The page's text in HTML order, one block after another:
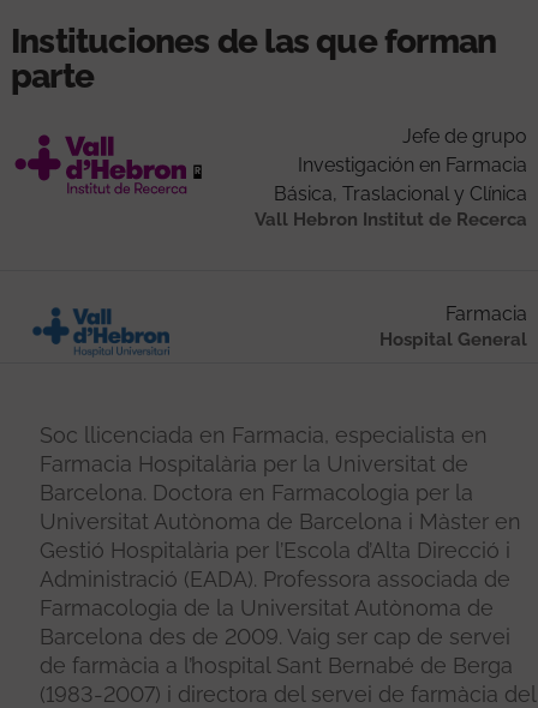
Instituciones de las que forman
parte
Jefe de grupo
Investigación en Farmacia
Básica, Traslacional y Clínica
Vall Hebron Institut de Recerca
Farmacia
Hospital General
Soc llicenciada en Farmacia, especialista en
Farmacia Hospitalària per la Universitat de
Barcelona. Doctora en Farmacologia per la
Universitat Autònoma de Barcelona i Màster en
Gestió Hospitalària per l’Escola d’Alta Direcció i
Administració (EADA). Professora associada de
Farmacologia de la Universitat Autònoma de
Barcelona des de 2009. Vaig ser cap de servei
de farmàcia a l’hospital Sant Bernabé de Berga
(1983-2007) i directora del servei de farmàcia del